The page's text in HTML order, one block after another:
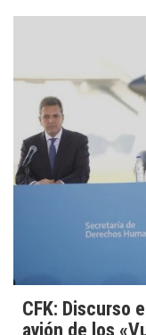
CFK: Discurso
avión de los